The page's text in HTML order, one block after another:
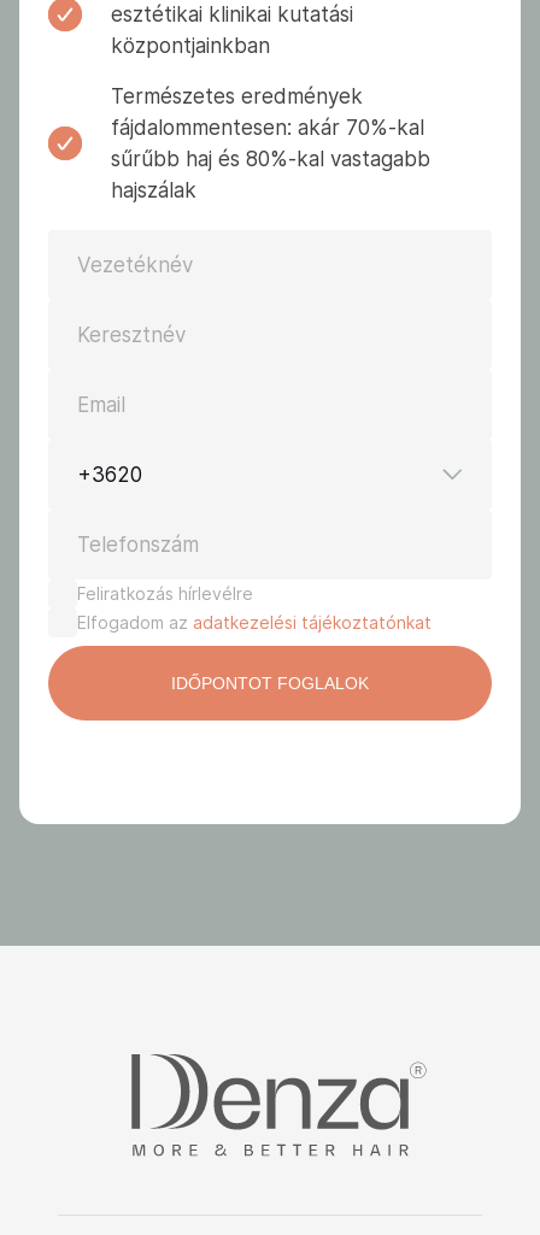
esztétikai klinikai kutatási
központjainkban
Természetes eredmények
fájdalommentesen: akár 70%-kal
sűrűbb haj és 80%-kal vastagabb
hajszálak
Vezetéknév
Keresztnév
Email
+3620
Telefonszám
Feliratkozás hírlevélre
Elfogadom az adatkezelési tájékoztatónkat